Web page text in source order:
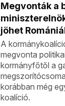
Megvonták a
jöhet
A
megvonta
kormányfőtől a
korábban még
koalíció.